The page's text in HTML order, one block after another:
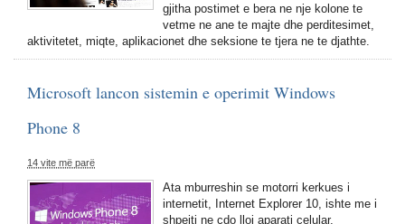
gjitha postimet e bera ne nje kolone te
vetme ne ane te majte dhe perditesimet,
aktivitetet, miqte, aplikacionet dhe seksione te tjera ne te djathte.
Microsoft lancon sistemin e operimit Windows
Phone 8
14 vite më parë
Ata mburreshin se motorri kerkues i
internetit, Internet Explorer 10, ishte me i
shpejti ne çdo lloj aparati celular,